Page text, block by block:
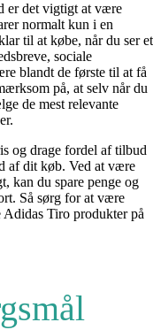
er det vigtigt at være
normalt kun i en
til at købe, når du ser et
sociale
blandt de første til at få
på, at selv når du
de mest relevante
og drage fordel af tilbud
af dit køb. Ved at være
kan du spare penge og
Så sørg for at være
Adidas Tiro produkter på